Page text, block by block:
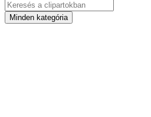
Minden kategória